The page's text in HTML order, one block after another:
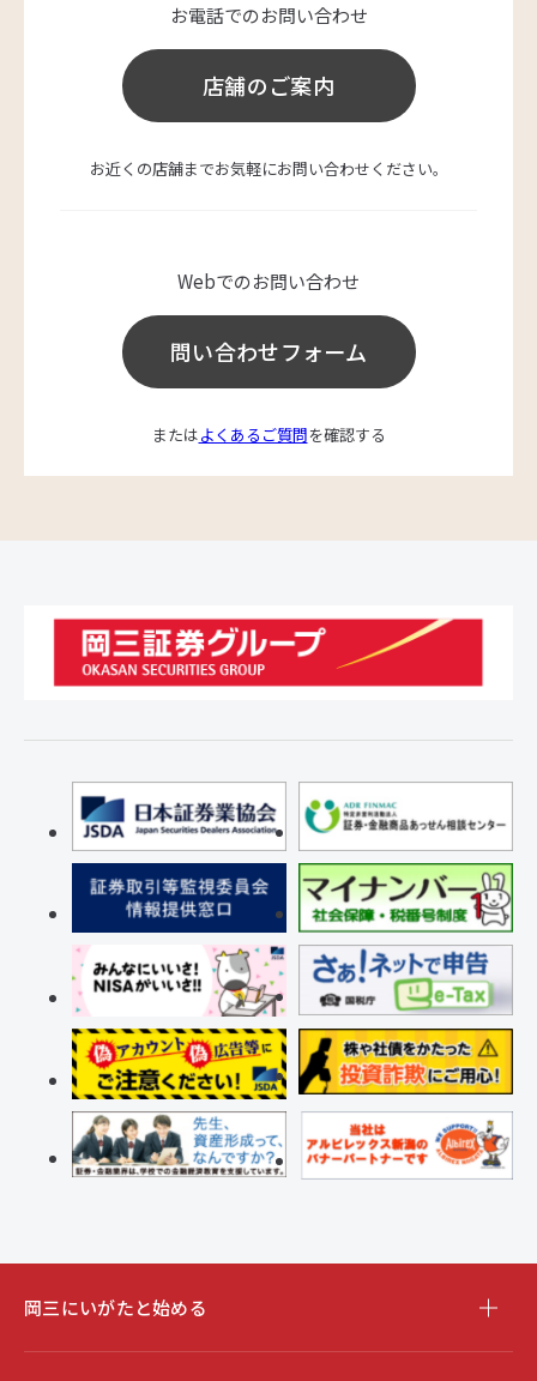
お電話でのお問い合わせ
店舗のご案内
お近くの店舗までお気軽にお問い合わせください。
Webでのお問い合わせ
問い合わせフォーム
またはよくあるご質問を確認する
岡三にいがたと始める